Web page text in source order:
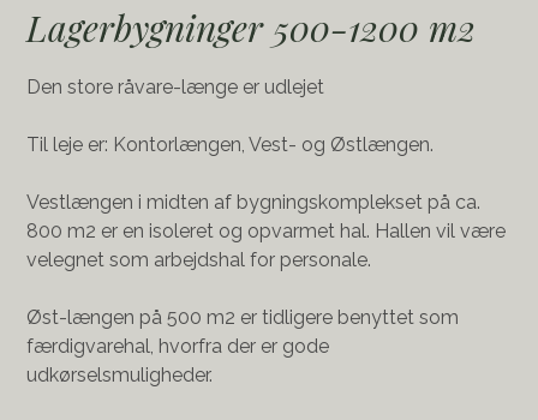
Lagerbygninger 500-1200 m2
Den store råvare-længe er udlejet
Til leje er: Kontorlængen, Vest- og Østlængen.
Vestlængen i midten af bygningskomplekset på ca.
800 m2 er en isoleret og opvarmet hal. Hallen vil være
velegnet som arbejdshal for personale.
Øst-længen på 500 m2 er tidligere benyttet som
færdigvarehal, hvorfra der er gode
udkørselsmuligheder.